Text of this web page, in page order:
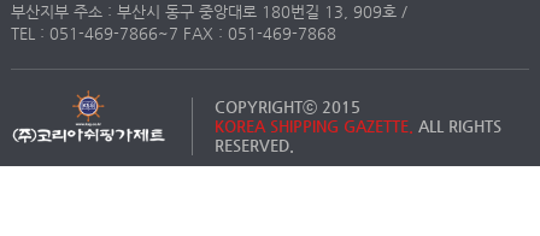
부산지부 주소 : 부산시 동구 중앙대로 180번길 13, 909호 /
TEL : 051-469-7866~7 FAX : 051-469-7868
COPYRIGHTⓒ 2015
KOREA SHIPPING GAZETTE. ALL RIGHTS
RESERVED.